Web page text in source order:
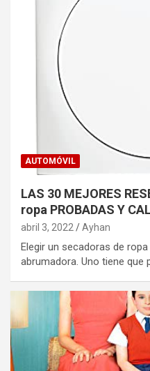
AUTOMÓVIL
LAS 30 MEJORES
ropa PROBADAS Y
abril 3, 2022 Ayhan
Elegir un secadoras de
abrumadora. Uno tiene que